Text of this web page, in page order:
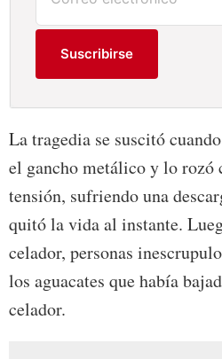
Suscribirse
La tragedia se suscitó
el gancho metálico y lo rozó
tensión, sufriendo una
quitó la vida al instante.
celador, personas
los aguacates que había
celador.